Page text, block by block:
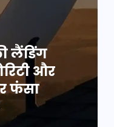
लैंडिंग
और
फंसा